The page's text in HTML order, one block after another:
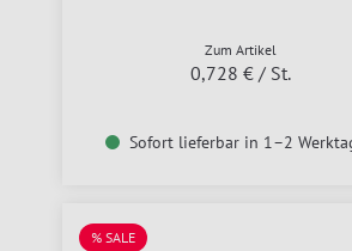
Zum Artikel
0,728 € / St.
Sofort lieferbar in 1–2
% SALE